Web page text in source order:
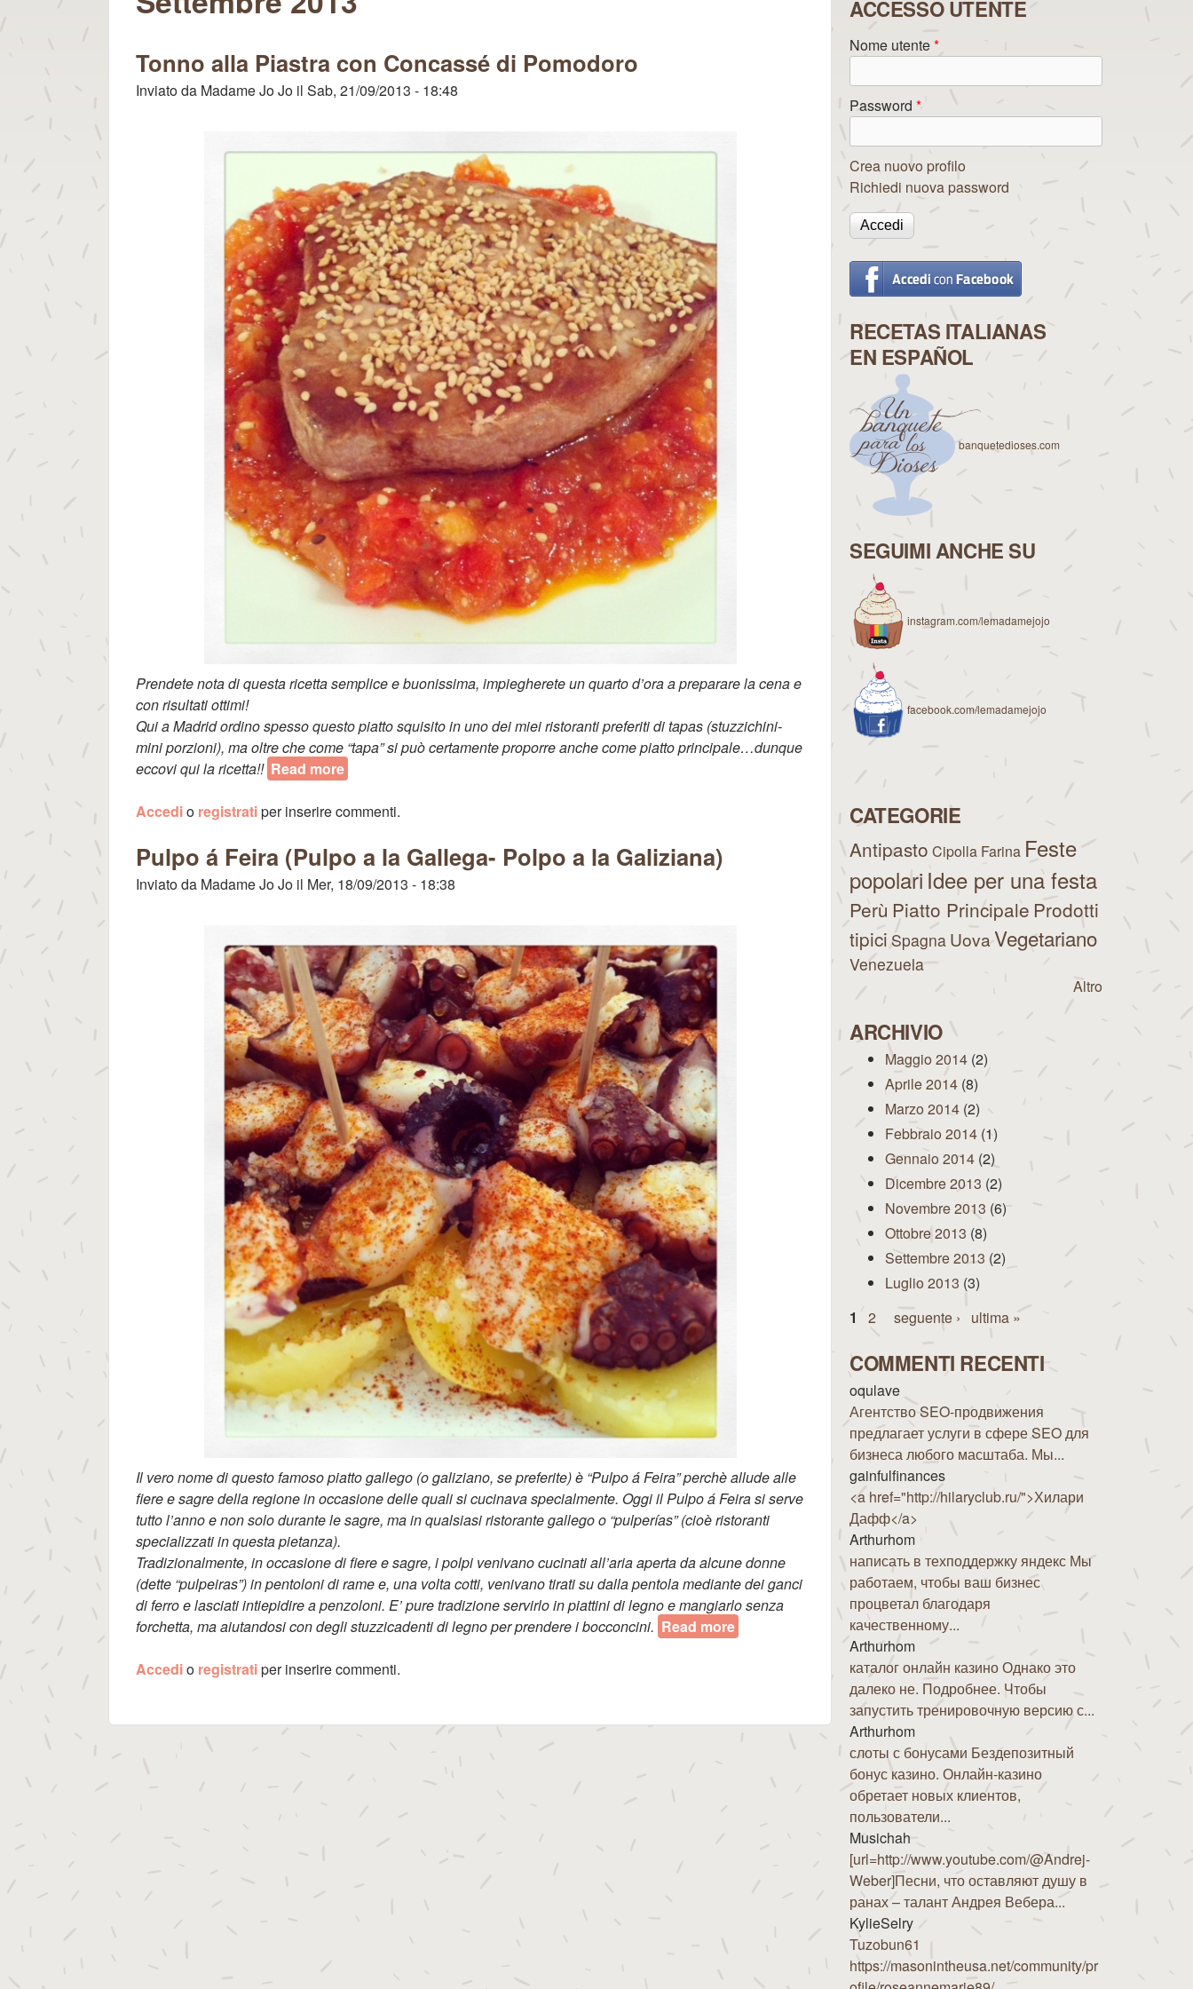
per gli Dei
Tonno alla Piastra con Concassé di Pomodoro
Inviato da Madame Jo Jo il Sab, 21/09/2013 - 18:48
Prendete nota di questa ricetta semplice e buonissima, impiegherete un quarto d’ora a preparare la cena e
con risultati ottimi!
Qui a Madrid ordino spesso questo piatto squisito in uno dei miei ristoranti preferiti di tapas (stuzzichini-
mini porzioni), ma oltre che come “tapa” si può certamente proporre anche come piatto principale…dunque
eccovi qui la ricetta!! Read more
Accedio registratiper inserire commenti.
Pulpo á Feira (Pulpo a la Gallega- Polpo a la Galiziana)
Inviato da Madame Jo Jo il Mer, 18/09/2013 - 18:38
Il vero nome di questo famoso piatto gallego (o galiziano, se preferite) è “Pulpo á Feira” perchè allude alle
fiere e sagre della regione in occasione delle quali si cucinava specialmente. Oggi il Pulpo á Feira si serve
tutto l’anno e non solo durante le sagre, ma in qualsiasi ristorante gallego o “pulperías” (cioè ristoranti
specializzati in questa pietanza).
Tradizionalmente, in occasione di fiere e sagre, i polpi venivano cucinati all’aria aperta da alcune donne
(dette “pulpeiras”) in pentoloni di rame e, una volta cotti, venivano tirati su dalla pentola mediante dei ganci
di ferro e lasciati intiepidire a penzoloni. E’ pure tradizione servirlo in piattini di legno e mangiarlo senza
forchetta, ma aiutandosi con degli stuzzicadenti di legno per prendere i bocconcini. Read more about Pulpo á Feira (Pulpo a la Gallega- Polpo a la Galiziana)
Accedio registratiper inserire commenti.
ACCESSO UTENTE
Nome utente*
Password *
Crea nuovo profilo
Richiedi nuova password
RECETAS ITALIANAS
EN ESPAÑOL
banquetedioses.com
SEGUIMI ANCHE SU
instagram.com/lemadamejojo
facebook.com/lemadamejojo
CATEGORIE
Antipasto Cipolla Farina Feste
popolari Idee per una festa
Perù Piatto Principale Prodotti
tipici Spagna UovaVegetariano
Venezuela
Altro
ARCHIVIO
Maggio 2014 (2)
Aprile 2014 (8)
Marzo 2014 (2)
Febbraio 2014 (1)
Gennaio 2014 (2)
Dicembre 2013 (2)
Novembre 2013 (6)
Ottobre 2013 (8)
Settembre 2013 (2)
Luglio 2013 (3)
Pagine
1 2 seguente › ultima »
COMMENTI RECENTI
oqulave
Агентство SEO-продвижения
предлагает услуги в сфере SEO для
бизнеса любого масштаба. Мы...
gainfulfinances
<a href="http://hilaryclub.ru/">Хилари
Дафф</a>
Arthurhom
написать в техподдержку яндекс Мы
работаем, чтобы ваш бизнес
процветал благодаря
качественному...
Arthurhom
каталог онлайн казино Однако это
далеко не. Подробнее. Чтобы
запустить тренировочную версию с...
Arthurhom
слоты с бонусами Бездепозитный
бонус казино. Онлайн-казино
обретает новых клиентов,
пользователи...
Musichah
[url=http://www.youtube.com/@Andrej-
Weber]Песни, что оставляют душу в
ранах – талант Андрея Вебера...
KylieSelry
Tuzobun61
https://masonintheusa.net/community/pr